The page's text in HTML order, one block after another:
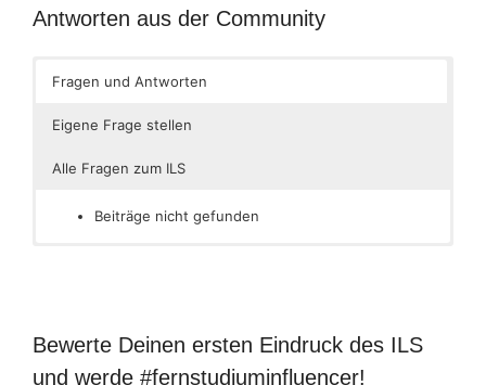
Antworten aus der Community
Fragen und Antworten
Eigene Frage stellen
Alle Fragen zum ILS
Beiträge nicht gefunden
Bewerte Deinen ersten Eindruck des ILS
und werde #fernstudiuminfluencer!